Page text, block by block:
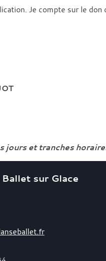
Je compte sur le don
jours et tranches
sur Glace